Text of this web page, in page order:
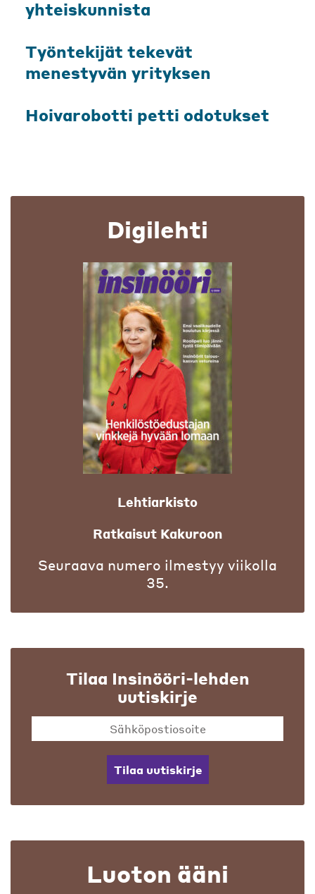
yhteiskunnista
Työntekijät tekevät
menestyvän yrityksen
Hoivarobotti petti odotukset
Digilehti
Lehtiarkisto
Ratkaisut Kakuroon
Seuraava numero ilmestyy viikolla
35.
Tilaa Insinööri-lehden
uutiskirje
Tilaa uutiskirje
Luoton ääni